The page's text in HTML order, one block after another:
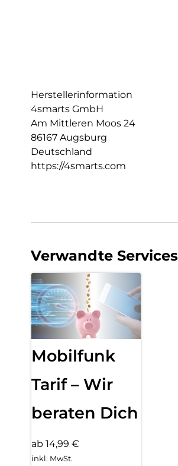
Herstellerinformation
4smarts GmbH
Am Mittleren Moos 24
86167 Augsburg
Deutschland
https://4smarts.com
Verwandte Services
Mobilfunk
Tarif – Wir
beraten Dich
ab 14,99 €
inkl. MwSt.